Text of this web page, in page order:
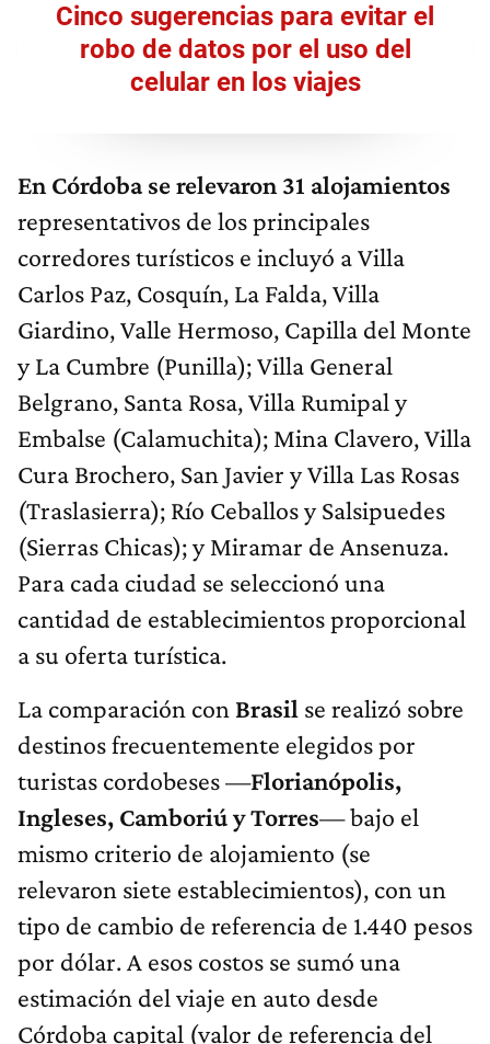
Cinco sugerencias para evitar el
robo de datos por el uso del
celular en los viajes
En Córdoba se relevaron 31 alojamientos
representativos de los principales
corredores turísticos e incluyó a Villa
Carlos Paz, Cosquín, La Falda, Villa
Giardino, Valle Hermoso, Capilla del Monte
y La Cumbre (Punilla); Villa General
Belgrano, Santa Rosa, Villa Rumipal y
Embalse (Calamuchita); Mina Clavero, Villa
Cura Brochero, San Javier y Villa Las Rosas
(Traslasierra); Río Ceballos y Salsipuedes
(Sierras Chicas); y Miramar de Ansenuza.
Para cada ciudad se seleccionó una
cantidad de establecimientos proporcional
a su oferta turística.
La comparación con Brasil se realizó sobre
destinos frecuentemente elegidos por
turistas cordobeses —Florianópolis,
Ingleses, Camboriú y Torres— bajo el
mismo criterio de alojamiento (se
relevaron siete establecimientos), con un
tipo de cambio de referencia de 1.440 pesos
por dólar. A esos costos se sumó una
estimación del viaje en auto desde
Córdoba capital (valor de referencia del